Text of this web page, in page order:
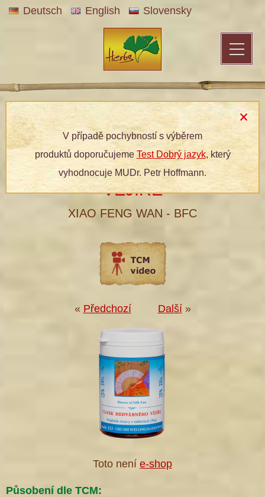
Deutsch English Slovensky
Patentní medicína Dle kategorií
» 113 VÁNEK HEDVÁBNÉHO VĚJÍŘE
113 VÁNEK HEDVÁBNÉHO
VĚJÍŘE
XIAO FENG WAN - BFC
« Předchozí Další»
Toto není e-shop
Působení dle TCM:
V případě pochybností s výběrem
produktů doporučujeme Test Dobrý jazyk, který
vyhodnocuje MUDr. Petr Hoffmann.